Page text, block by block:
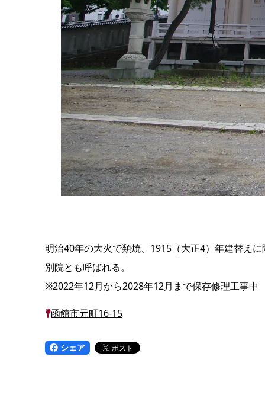
明治40年の大火で類焼、1915（大正4）年建替え
別院とも呼ばれる。
※2022年12月から2028年12月まで保存修理工事中
函館市元町16-15
シェア